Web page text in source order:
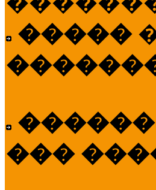
�����
������
���